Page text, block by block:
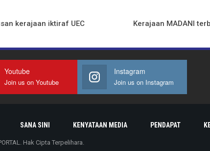
kerajaan iktiraf UEC
Kerajaan MADANI
Youtube
Join us on Youtube
Instagram
Join us on Instagram
SANA SINI KENYATAAN MEDIA PENDAPAT
Hak Cipta Terpelihara.